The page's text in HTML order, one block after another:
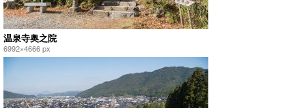
温泉寺奥之院
6992×4666 px